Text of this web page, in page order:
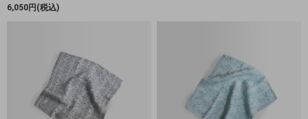
6,050円(税込)